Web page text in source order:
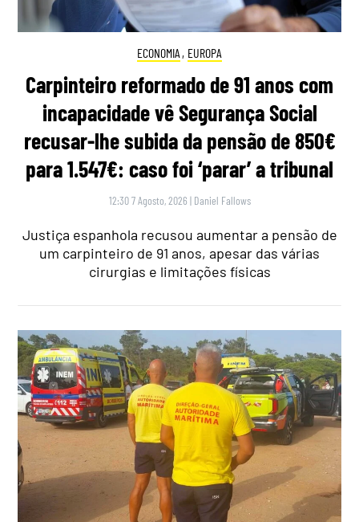
ECONOMIA , EUROPA
Carpinteiro reformado de 91 anos com
incapacidade vê Segurança Social
recusar-lhe subida da pensão de 850€
para 1.547€: caso foi ‘parar’ a tribunal
12:30 7 Agosto, 2026 | Daniel Fallows
Justiça espanhola recusou aumentar a pensão de
um carpinteiro de 91 anos, apesar das várias
cirurgias e limitações físicas